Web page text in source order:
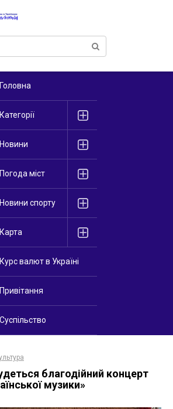
Головна
Категорії
Новини
Погода міст
Новини спорту
Карта
Курс валют в Україні
Привітання
Суспільство
благодійний концерт
музики»